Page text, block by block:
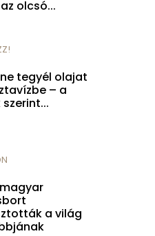
olcsó...
ne tegyél olajat
– a
a világ